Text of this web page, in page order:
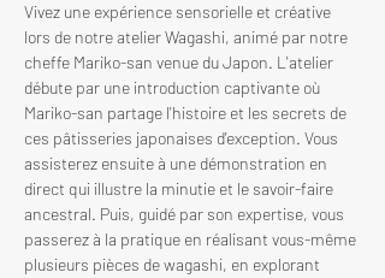
Vivez une expérience sensorielle et créative
lors de notre atelier Wagashi, animé par notre
cheffe Mariko-san venue du Japon. L'atelier
débute par une introduction captivante où
Mariko-san partage l'histoire et les secrets de
ces pâtisseries japonaises d'exception. Vous
assisterez ensuite à une démonstration en
direct qui illustre la minutie et le savoir-faire
ancestral. Puis, guidé par son expertise, vous
passerez à la pratique en réalisant vous-même
plusieurs pièces de wagashi, en explorant